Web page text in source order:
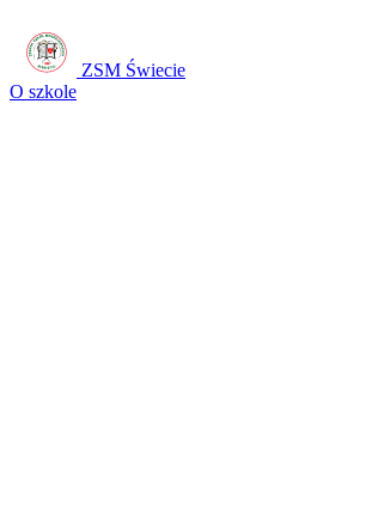
ZSM Świecie
O szkole